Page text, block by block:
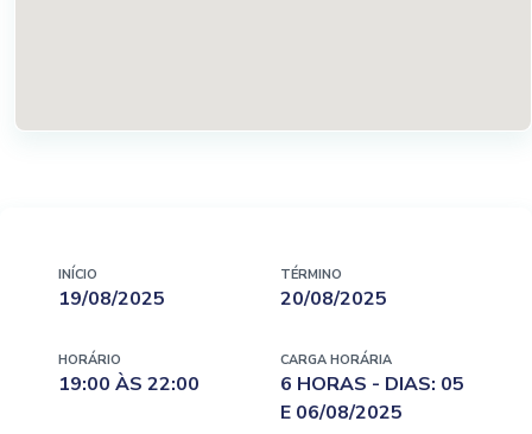
INÍCIO
19/08/2025
TÉRMINO
20/08/2025
HORÁRIO
19:00 ÀS 22:00
CARGA HORÁRIA
6 HORAS - DIAS: 05
E 06/08/2025